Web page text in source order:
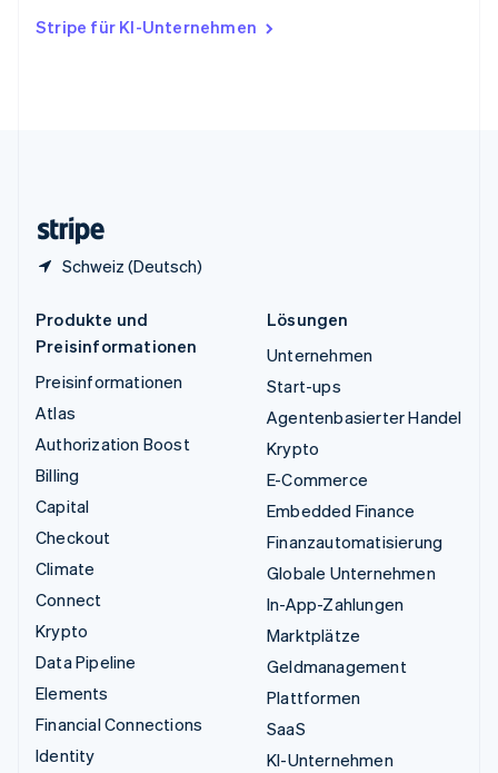
Stripe für KI-Unternehmen
Schweiz (Deutsch)
English
Produkte und
Preisinformationen
Preisinformationen
Atlas
Authorization Boost
Billing
Capital
Checkout
Climate
Connect
Krypto
Data Pipeline
Elements
Financial Connections
Identity
Lösungen
Unternehmen
Start-ups
Agentenbasierter Handel
Krypto
E-Commerce
Embedded Finance
Finanzautomatisierung
Globale Unternehmen
In-App-Zahlungen
Marktplätze
Geldmanagement
Plattformen
SaaS
KI-Unternehmen